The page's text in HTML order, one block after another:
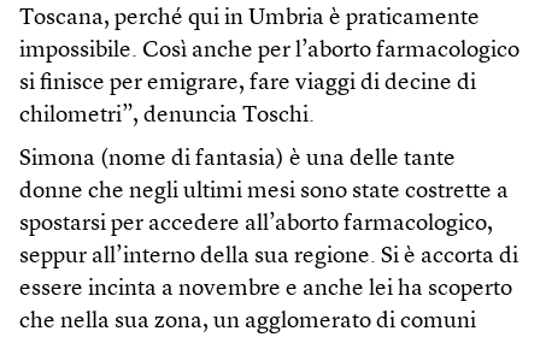
Toscana, perché qui in Umbria è praticamente
impossibile. Così anche per l’aborto farmacologico
si finisce per emigrare, fare viaggi di decine di
chilometri”, denuncia Toschi.
Simona (nome di fantasia) è una delle tante
donne che negli ultimi mesi sono state costrette a
spostarsi per accedere all’aborto farmacologico,
seppur all’interno della sua regione. Si è accorta di
essere incinta a novembre e anche lei ha scoperto
che nella sua zona, un agglomerato di comuni